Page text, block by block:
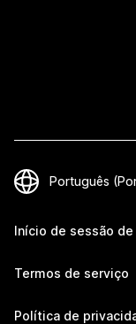
Início de sessão
Termos de serviço
Política de